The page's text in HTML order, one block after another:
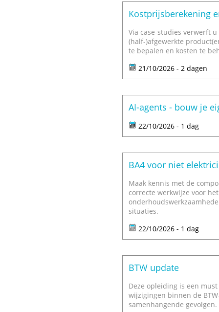
Kostprijsberekening
Via case-studies verwerft
(half-)afgewerkte
te bepalen en kosten te
21/10/2026 - 2 dagen
AI-agents - bouw je
22/10/2026 - 1 dag
BA4 voor niet
Maak kennis met de
correcte werkwijze voor
situaties.
22/10/2026 - 1 dag
BTW update
Deze opleiding is een
wijzigingen binnen de
samenhangende gevolgen.